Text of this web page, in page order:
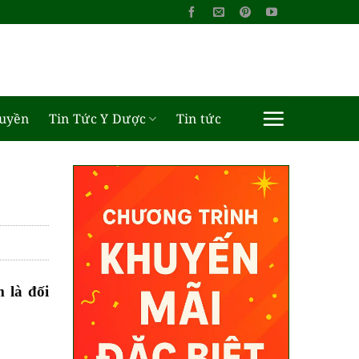
Tin Tức Y Dược Tin tức
là đối